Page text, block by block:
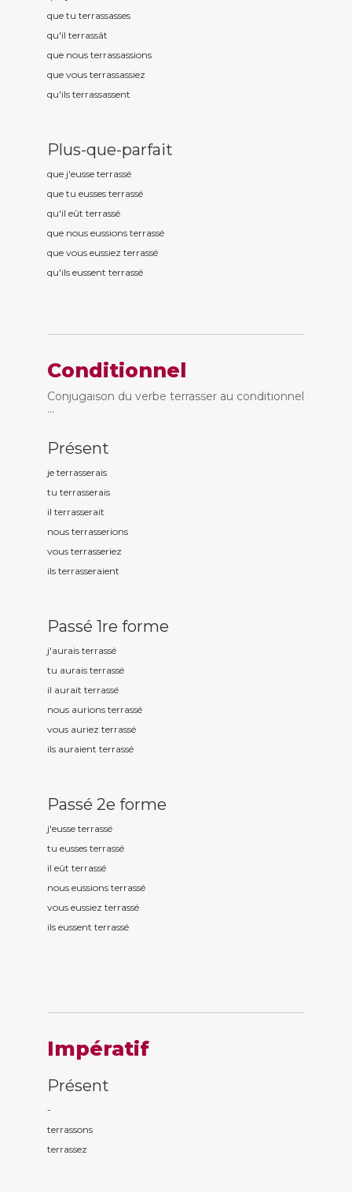
que tu terrassasses
qu'il terrassât
que nous terrassassions
que vous terrassassiez
qu'ils terrassassent
Plus-que-parfait
que j'eusse terrassé
que tu eusses terrassé
qu'il eût terrassé
que nous eussions terrassé
que vous eussiez terrassé
qu'ils eussent terrassé
Conditionnel
Conjugaison du verbe terrasser au conditionnel
...
Présent
je terrasserais
tu terrasserais
il terrasserait
nous terrasserions
vous terrasseriez
ils terrasseraient
Passé 1re forme
j'aurais terrassé
tu aurais terrassé
il aurait terrassé
nous aurions terrassé
vous auriez terrassé
ils auraient terrassé
Passé 2e forme
j'eusse terrassé
tu eusses terrassé
il eût terrassé
nous eussions terrassé
vous eussiez terrassé
ils eussent terrassé
Impératif
Présent
-
terrassons
terrassez